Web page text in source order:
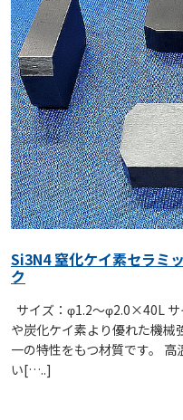
Si3N4 窒化ケイ素セラミ
ク
サイズ：φ1.2～φ2.0×40L
や炭化ケイ素より優れた機械
一の特性をもつ材質です。
い[…..]